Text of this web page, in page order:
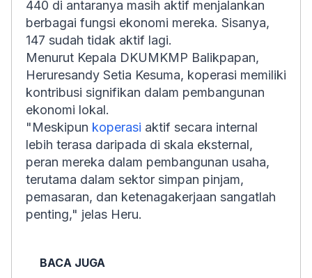
440 di antaranya masih aktif menjalankan
berbagai fungsi ekonomi mereka. Sisanya,
147 sudah tidak aktif lagi.
Menurut Kepala DKUMKMP Balikpapan,
Heruresandy Setia Kesuma, koperasi memiliki
kontribusi signifikan dalam pembangunan
ekonomi lokal.
"Meskipun koperasi aktif secara internal
lebih terasa daripada di skala eksternal,
peran mereka dalam pembangunan usaha,
terutama dalam sektor simpan pinjam,
pemasaran, dan ketenagakerjaan sangatlah
penting," jelas Heru.
BACA JUGA